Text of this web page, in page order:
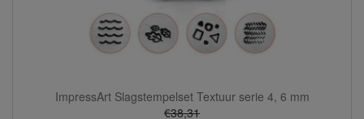
ImpressArt Slagstempelset Textuur serie 4, 6 mm
€38,31